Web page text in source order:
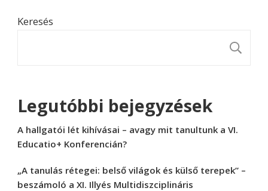
Keresés
Legutóbbi bejegyzések
A hallgatói lét kihívásai – avagy mit tanultunk a VI.
Educatio+ Konferencián?
„A tanulás rétegei: belső világok és külső terepek” –
beszámoló a XI. Illyés Multidiszciplináris